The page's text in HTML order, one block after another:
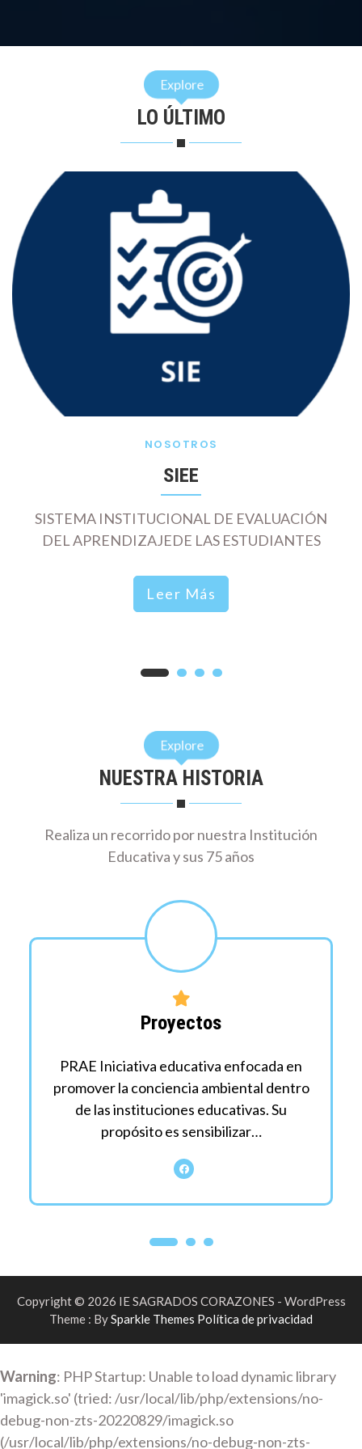
Explore
LO ÚLTIMO
NOSOTROS
SIEE
SISTEMA INSTITUCIONAL DE EVALUACIÓN
DEL APRENDIZAJEDE LAS ESTUDIANTES
Leer Más
Explore
NUESTRA HISTORIA
Realiza un recorrido por nuestra Institución
Educativa y sus 75 años
Proyectos
PRAE Iniciativa educativa enfocada en
promover la conciencia ambiental dentro
de las instituciones educativas. Su
propósito es sensibilizar…
Copyright © 2026 IE SAGRADOS CORAZONES - WordPress
Theme : BySparkle Themes Política de privacidad
Warning: PHP Startup: Unable to load dynamic library
'imagick.so' (tried: /usr/local/lib/php/extensions/no-
debug-non-zts-20220829/imagick.so
(/usr/local/lib/php/extensions/no-debug-non-zts-